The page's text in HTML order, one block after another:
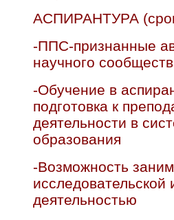
АСПИРАНТУРА
-ППС-признанные
научного
-Обучение в
подготовка к
деятельности в
образования
-Возможность
исследовательской
деятельностью